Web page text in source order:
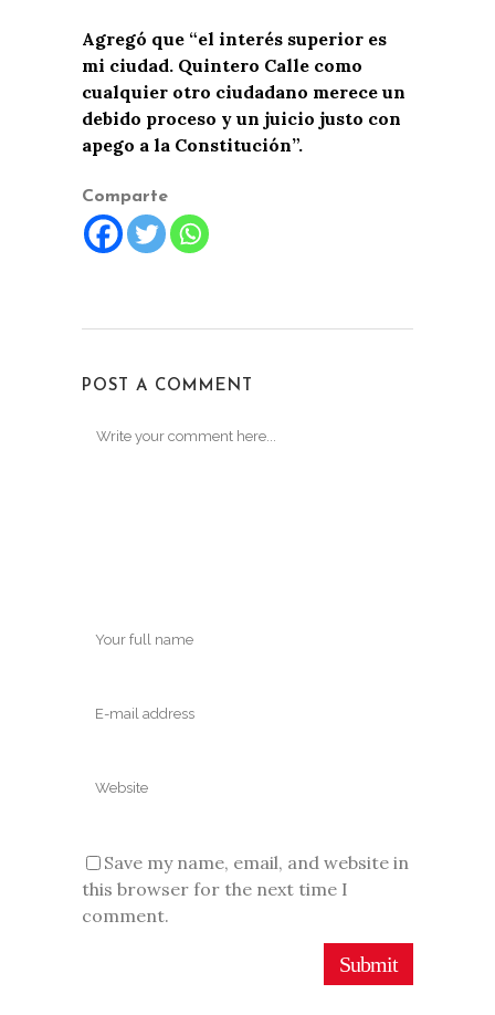
Agregó que “el interés superior es
mi ciudad. Quintero Calle como
cualquier otro ciudadano merece un
debido proceso y un juicio justo con
apego a la Constitución”.
Comparte
POST A COMMENT
Save my name, email, and website in
this browser for the next time I
comment.